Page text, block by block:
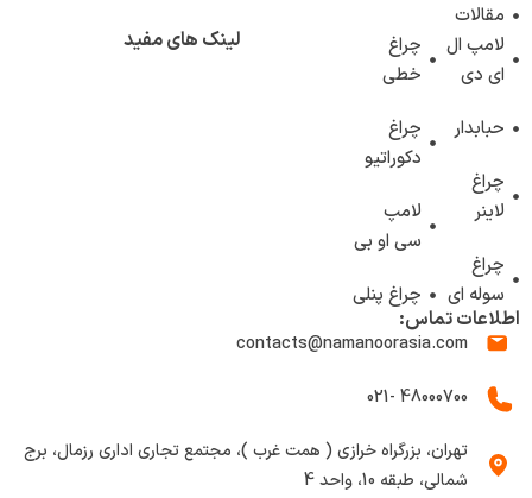
اطلاعات تماس:
contacts@namanoorasia.com
48000700 -021
تهران، بزرگراه خرازی ( همت غرب )، مجتمع تجاری اداری رزمال، برج
شمالی، طبقه 10، واحد 4
مقالات
لینک های مفید
چراغ
خطی
چراغ
دکوراتیو
لامپ
سی او بی
چراغ پنلی
لامپ ال
ای دی
حبابدار
چراغ
لاینر
چراغ
سوله ای